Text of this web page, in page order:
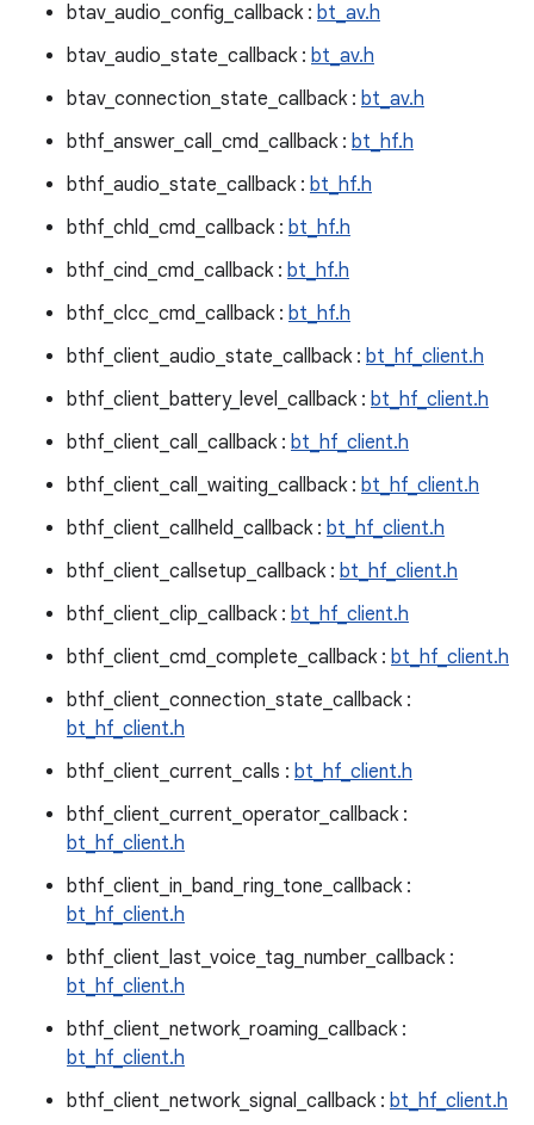
btav_audio_config_callback : bt_av.h
btav_audio_state_callback : bt_av.h
btav_connection_state_callback : bt_av.h
bthf_answer_call_cmd_callback : bt_hf.h
bthf_audio_state_callback : bt_hf.h
bthf_chld_cmd_callback : bt_hf.h
bthf_cind_cmd_callback : bt_hf.h
bthf_clcc_cmd_callback : bt_hf.h
bthf_client_audio_state_callback : bt_hf_client.h
bthf_client_battery_level_callback : bt_hf_client.h
bthf_client_call_callback : bt_hf_client.h
bthf_client_call_waiting_callback : bt_hf_client.h
bthf_client_callheld_callback : bt_hf_client.h
bthf_client_callsetup_callback : bt_hf_client.h
bthf_client_clip_callback : bt_hf_client.h
bthf_client_cmd_complete_callback : bt_hf_client.h
bthf_client_connection_state_callback :
bt_hf_client.h
bthf_client_current_calls : bt_hf_client.h
bthf_client_current_operator_callback :
bt_hf_client.h
bthf_client_in_band_ring_tone_callback :
bt_hf_client.h
bthf_client_last_voice_tag_number_callback :
bt_hf_client.h
bthf_client_network_roaming_callback :
bt_hf_client.h
bthf_client_network_signal_callback : bt_hf_client.h